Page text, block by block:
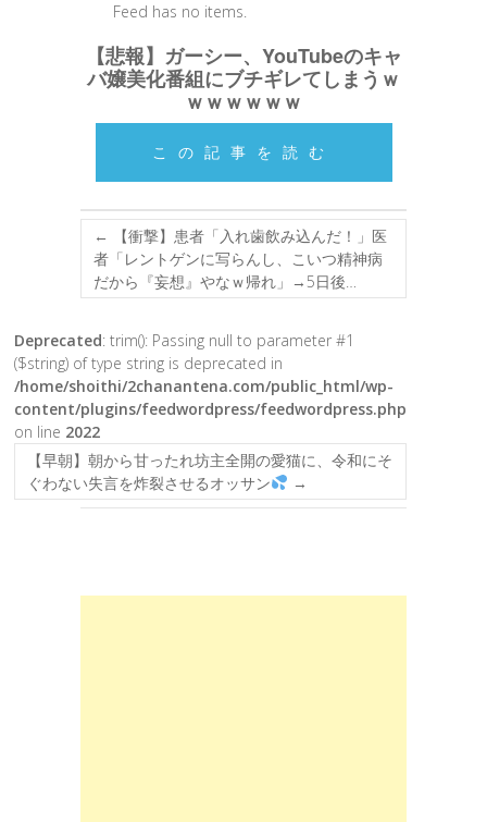
Feed has no items.
【悲報】ガーシー、YouTubeのキャ
バ嬢美化番組にブチギレてしまうｗ
ｗｗｗｗｗｗ
この記事を読む
←
【衝撃】患者「入れ歯飲み込んだ！」医
者「レントゲンに写らんし、こいつ精神病
だから『妄想』やなｗ帰れ」→5日後…
Deprecated: trim(): Passing null to parameter #1
($string) of type string is deprecated in
/home/shoithi/2chanantena.com/public_html/wp-
content/plugins/feedwordpress/feedwordpress.php
on line 2022
【早朝】朝から甘ったれ坊主全開の愛猫に、令和にそ
ぐわない失言を炸裂させるオッサン
→